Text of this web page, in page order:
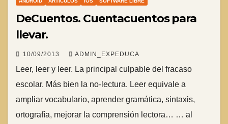
DeCuentos. Cuentacuentos para
llevar.
10/09/2013 ADMIN_EXPEDUCA
Leer, leer y leer. La principal culpable del fracaso
escolar. Más bien la no-lectura. Leer equivale a
ampliar vocabulario, aprender gramática, sintaxis,
ortografía, mejorar la comprensión lectora… … al